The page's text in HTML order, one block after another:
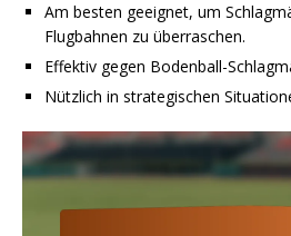
Am besten geeignet, um
Flugbahnen zu überraschen.
Effektiv gegen Bodenball-
Nützlich in strategischen